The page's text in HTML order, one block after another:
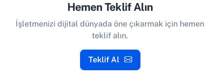
Hemen Teklif Alın
İşletmenizi dijital dünyada öne çıkarmak için hemen
teklif alın.
Teklif Al